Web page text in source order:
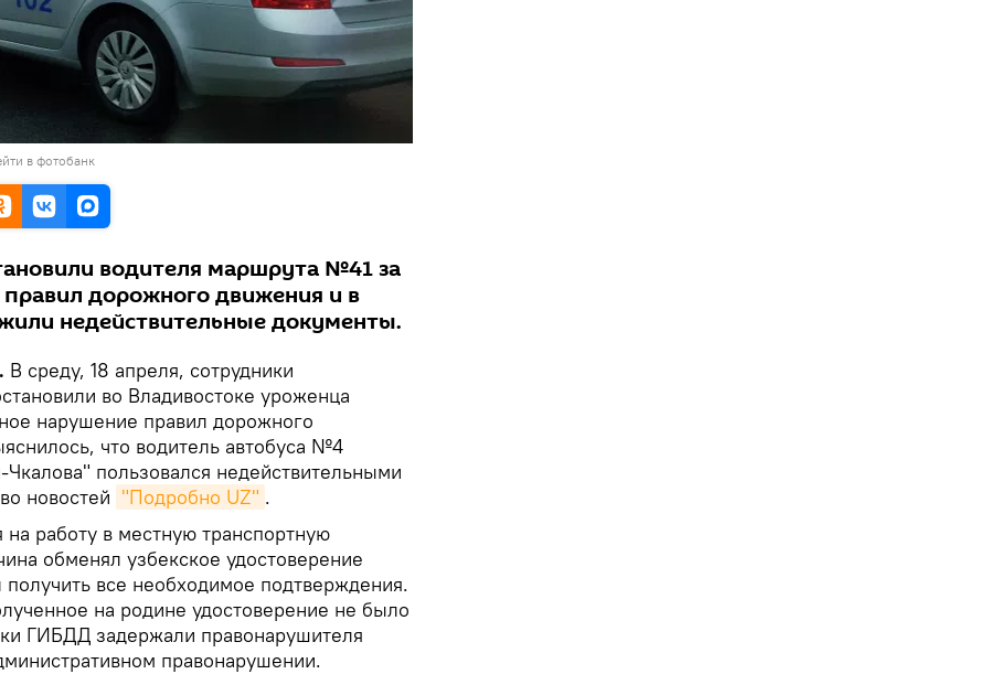
в фотобанк
водителя маршрута №41 за
дорожного движения и в
недействительные документы.
В среду, 18 апреля, сотрудники
во Владивостоке уроженца
нарушение правил дорожного
что водитель автобуса №4
пользовался недействительными
новостей "Подробно UZ" .
на работу в местную транспортную
обменял узбекское удостоверение
все необходимое подтверждения.
на родине удостоверение не было
ГИБДД задержали правонарушителя
правонарушении.